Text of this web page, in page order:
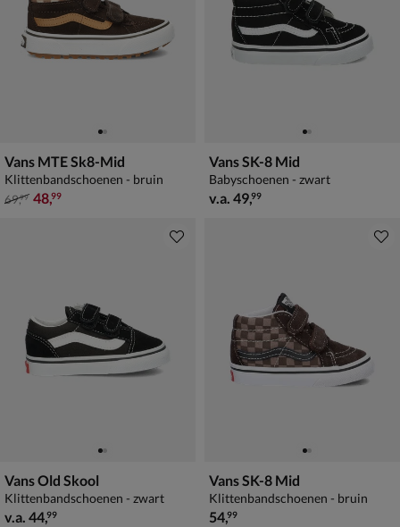
Vans MTE Sk8-Mid
Klittenbandschoenen - bruin
van € 69,99 voor € 48,99
69,99 48,99
Vans SK-8 Mid
Babyschoenen - zwart
vanaf € 49,99
v.a. 49,99
Vans Old Skool
Klittenbandschoenen - zwart
vanaf € 44,99
v.a. 44,99
Vans SK-8 Mid
Klittenbandschoenen - bruin
€ 54,99
54,99